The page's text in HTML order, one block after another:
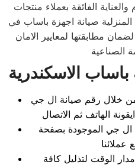
صيانة اجهزة باساب في
مطابقتها لمعايير الامان
الصناعية
الاسكندرية
من خلال رقم صيانة ال جي
ال جي الموجودة بصفحة
الوقت لتذليل كافة